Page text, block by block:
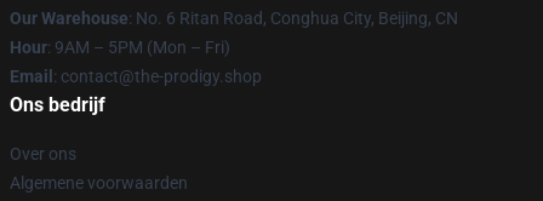
Our Warehouse: No. 6 Ritan Road, Conghua City, Beijing, CN
Hour: 9AM – 5PM (Mon – Fri)
Email : contact@the-prodigy.shop
Ons bedrijf
Over ons
Algemene voorwaarden